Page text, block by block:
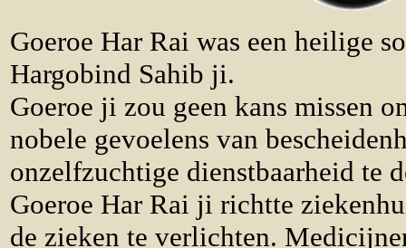
Goeroe Har Rai was een heilige
Hargobind Sahib ji.
Goeroe ji zou geen kans missen
nobele gevoelens van
onzelfzuchtige dienstbaarheid te
Goeroe Har Rai ji richtte
de zieken te verlichten.